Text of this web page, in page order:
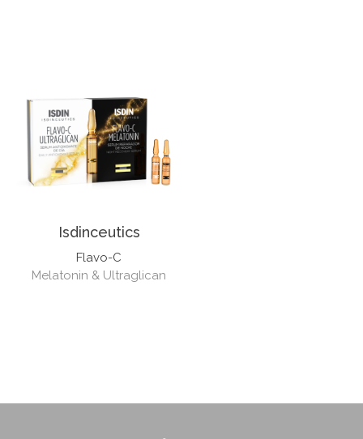
Isdinceutics
Flavo-C
Melatonin & Ultraglican